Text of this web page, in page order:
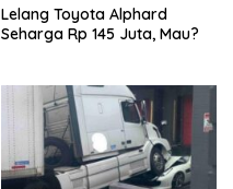
Lelang Toyota Alphard
Seharga Rp 145 Juta, Mau?